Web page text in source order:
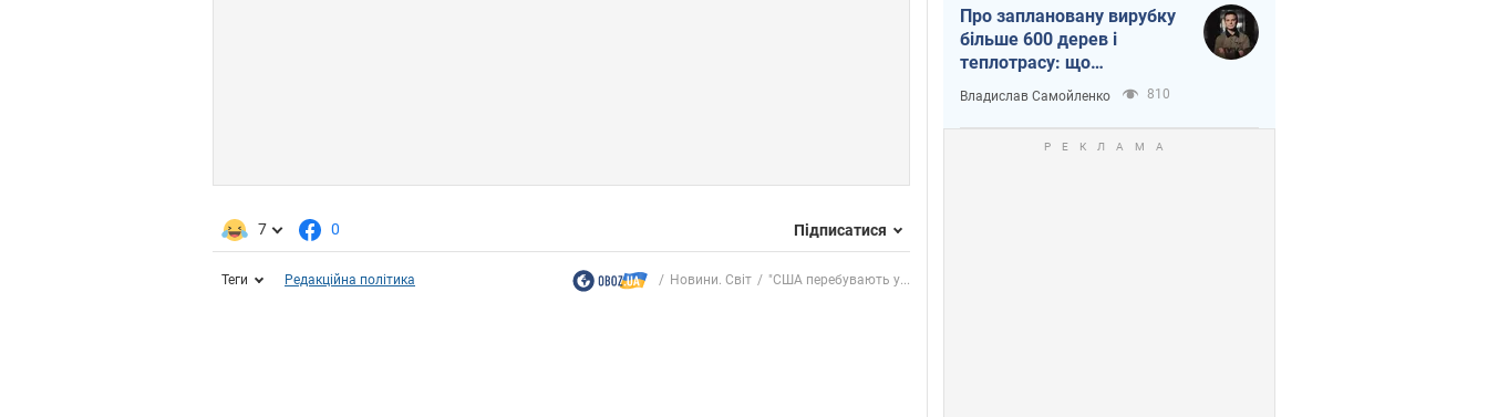
7 0 Підписатися
Теги Редакційна політика Новини. Світ "США перебувають у...
Про заплановану вирубку
більше 600 дерев і
теплотрасу: що
відбувається на Теремках
у Києві
Владислав Самойленко 810